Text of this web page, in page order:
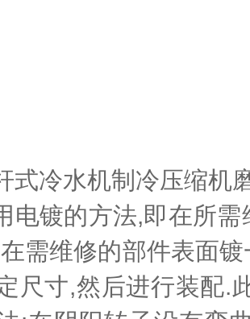
式冷水机制冷压缩机
电镀的方法,即在所
需维修的部件表面
尺寸,然后进行装配.